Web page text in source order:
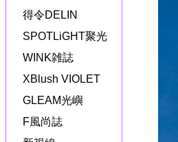
得令DELIN
SPOTLiGHT聚光
WINK雑誌
XBlush VIOLET
GLEAM光嶼
F風尚誌